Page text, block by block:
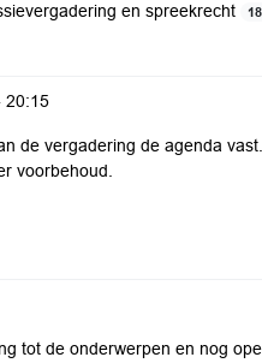
en spreekrecht
20:15
de vergadering de agenda
voorbehoud.
tot de onderwerpen en nog